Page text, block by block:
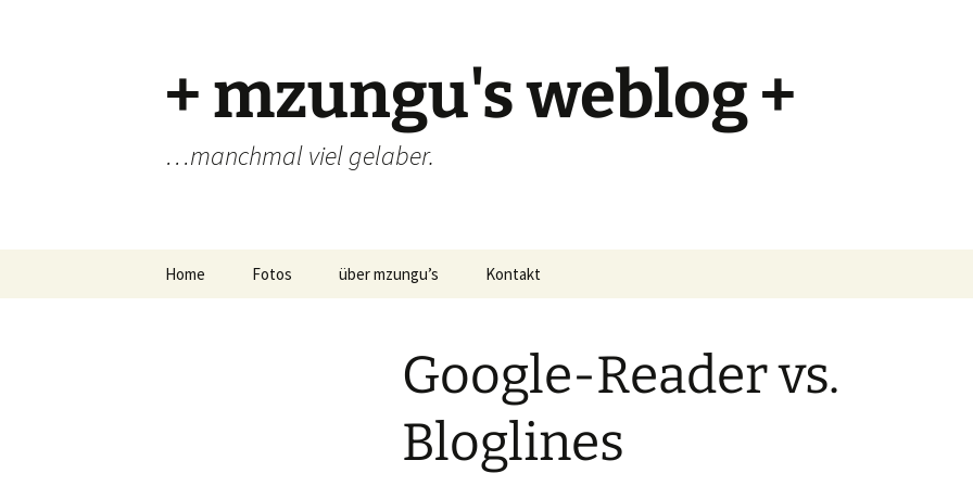
+ mzungu's weblog +
…manchmal viel gelaber.
Home Fotos über mzungu’s Kontakt
Google-Reader vs.
Bloglines